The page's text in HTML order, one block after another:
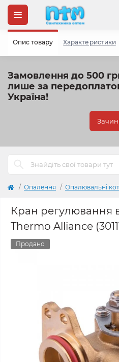
Замовлення до 500
лише за
Україна!
Опалення Опалювальні
Кран регулювання
Thermo Alliance
Продано
Опис товару Характеристики